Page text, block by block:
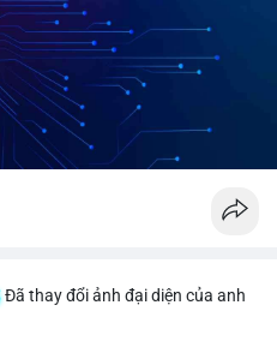
Đã thay đổi ảnh đại diện của anh